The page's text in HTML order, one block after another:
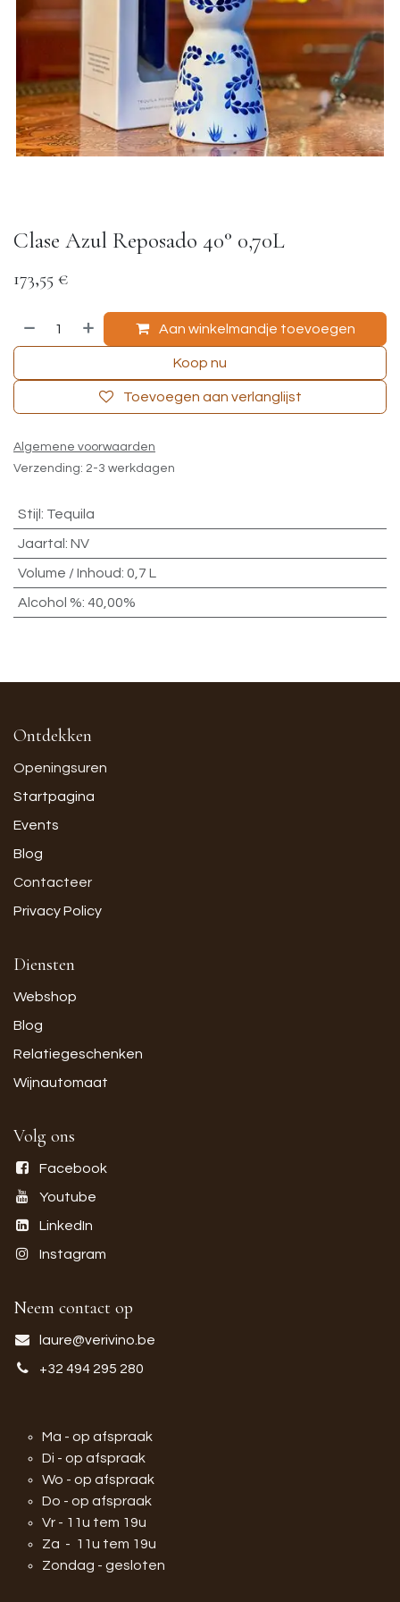
Clase Azul Reposado 40° 0,70L
173,55 €
Aan winkelmandje toevoegen
Koop nu
Toevoegen aan verlanglijst
Algemene voorwaarden
Verzending: 2-3 werkdagen
Stijl : Tequila
Jaartal : NV
Volume / Inhoud: 0,7 L
Alcohol %: 40,00%
Ontdekken
Openingsuren
Startpagina
Events
Blog
Contacteer
Privacy Policy
Diensten
Webshop
Blog
Relatiegeschenken
Wijnautomaat
Volg ons
Facebook
Youtube
LinkedIn
Instagram
Neem contact op
laure@verivino.be
+32 494 295 280
Ma - op afspraak
Di - op afspraak
Wo - op afspraak
Do - op afspraak
Vr - 11u tem 19u
Za - 11u tem 19u
Zondag - gesloten